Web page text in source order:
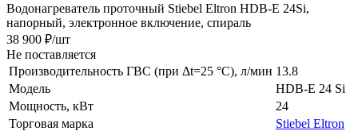
Водонагреватель проточный Stiebel Eltron HDB-E 24Si,
напорный, электронное включение, спираль
38 900 ₽/шт
Не поставляется
Производительность ГВС (при Δt=25 °C), л/мин 13.8
Модель
HDB-E 24 Si
Мощность, кВт
24
Торговая марка
Stiebel Eltron